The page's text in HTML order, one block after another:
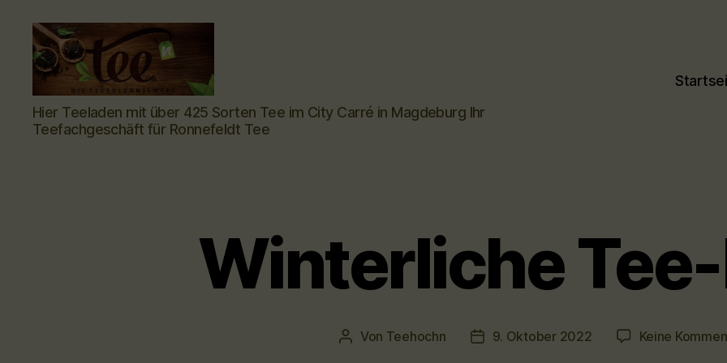
Tee-
hoch-
n
Hier Teeladen mit über 425 Sorten Tee im City Carré in Magdeburg Ihr
Teefachgeschäft für Ronnefeldt Tee
Winterliche
Beitragsautor
Von Teehochn Veröffentlichungsdatum
9. Oktober 2022 Keine